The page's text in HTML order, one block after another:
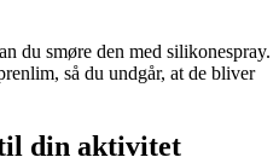
du smøre den med silikonespray.
så du undgår, at de bliver
din aktivitet